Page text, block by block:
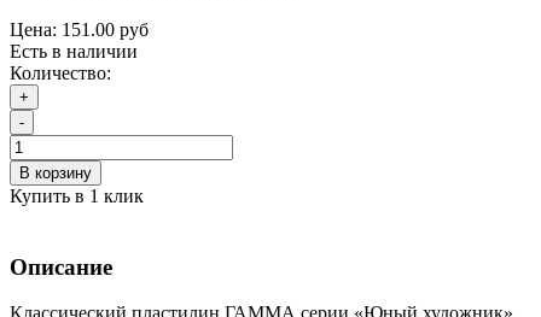
Цена: 151.00 руб
Есть в наличии
Количество:
+
-
В корзину
Купить в 1 клик
Описание